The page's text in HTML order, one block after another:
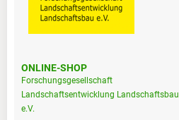
ONLINE-SHOP
Forschungsgesellschaft
Landschaftsentwicklung Landschaftsbau
e.V.